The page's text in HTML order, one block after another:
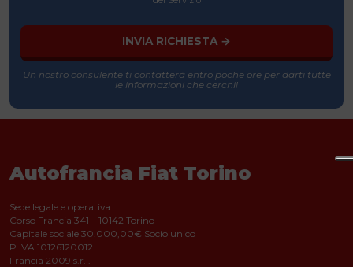
Un nostro consulente ti contatterà entro poche ore per darti tutte
le informazioni che cerchi!
Autofrancia Fiat Torino
Sede legale e operativa:
Corso Francia 341 – 10142 Torino
Capitale sociale 30.000,00€ Socio unico
P.IVA 10126120012
Francia 2009 s.r.l.